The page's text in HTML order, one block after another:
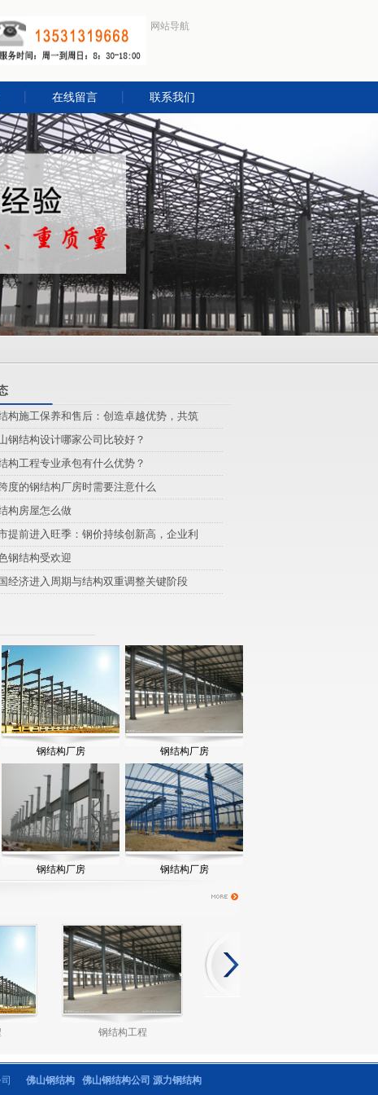
网站导航
在线留言 联系我们
构施工保养和售后：创造卓越优势，共筑
钢结构设计哪家公司比较好？
构工程专业承包有什么优势？
度的钢结构厂房时需要注意什么
构房屋怎么做
提前进入旺季：钢价持续创新高，企业利
钢结构受欢迎
经济进入周期与结构双重调整关键阶段
钢结构厂房 钢结构厂房
钢结构厂房 钢结构厂房
钢结构工程
司 佛山钢结构 佛山钢结构公司 源力钢结构